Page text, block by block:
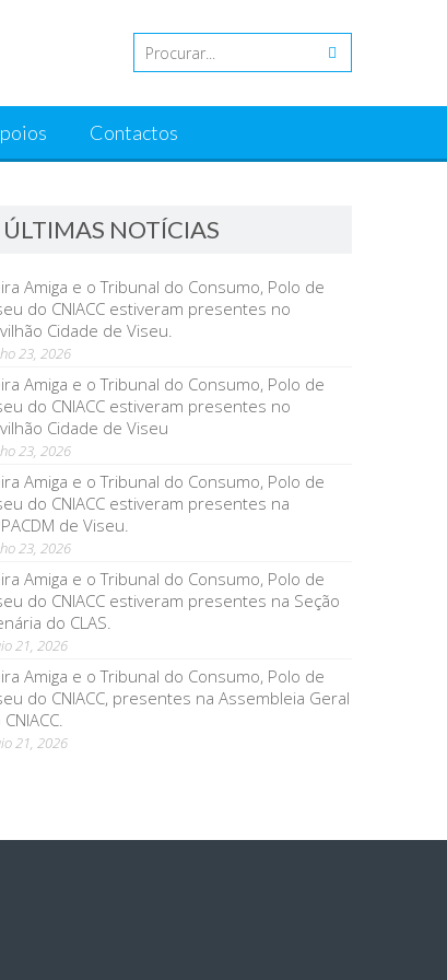
Contactos
ÚLTIMAS NOTÍCIAS
Amiga e o Tribunal do Consumo, Polo de
do CNIACC estiveram presentes no
Cidade de Viseu.
23, 2026
Amiga e o Tribunal do Consumo, Polo de
do CNIACC estiveram presentes no
Cidade de Viseu
23, 2026
Amiga e o Tribunal do Consumo, Polo de
do CNIACC estiveram presentes na
de Viseu.
23, 2026
Amiga e o Tribunal do Consumo, Polo de
do CNIACC estiveram presentes na Seção
do CLAS.
21, 2026
Amiga e o Tribunal do Consumo, Polo de
do CNIACC, presentes na Assembleia Geral
21, 2026